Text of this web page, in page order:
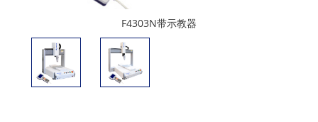
F4303N带示教器